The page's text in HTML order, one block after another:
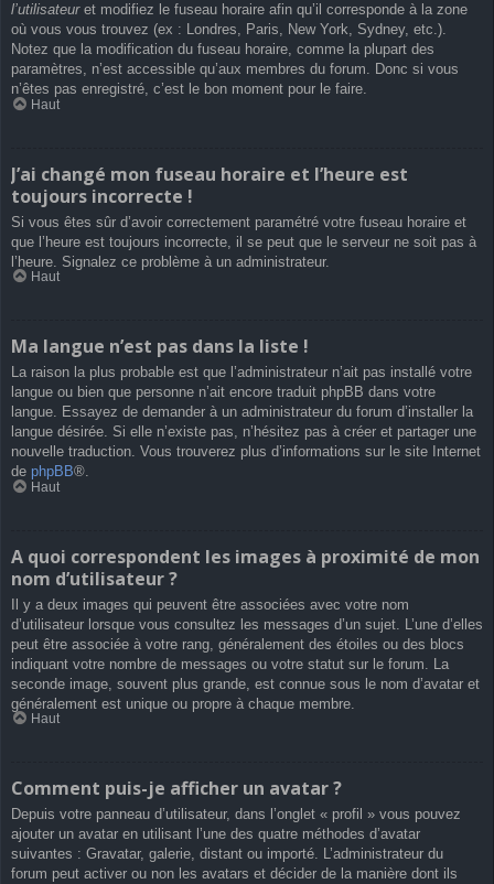
l’utilisateuret modifiez le fuseau horaire afin qu’il corresponde à la zone
où vous vous trouvez (ex : Londres, Paris, New York, Sydney, etc.).
Notez que la modification du fuseau horaire, comme la plupart des
paramètres, n’est accessible qu’aux membres du forum. Donc si vous
n’êtes pas enregistré, c’est le bon moment pour le faire.
Haut
J’ai changé mon fuseau horaire et l’heure est
toujours incorrecte !
Si vous êtes sûr d’avoir correctement paramétré votre fuseau horaire et
que l’heure est toujours incorrecte, il se peut que le serveur ne soit pas à
l’heure. Signalez ce problème à un administrateur.
Haut
Ma langue n’est pas dans la liste !
La raison la plus probable est que l’administrateur n’ait pas installé votre
langue ou bien que personne n’ait encore traduit phpBB dans votre
langue. Essayez de demander à un administrateur du forum d’installer la
langue désirée. Si elle n’existe pas, n’hésitez pas à créer et partager une
nouvelle traduction. Vous trouverez plus d’informations sur le site Internet
de phpBB®.
Haut
A quoi correspondent les images à proximité de mon
nom d’utilisateur ?
Il y a deux images qui peuvent être associées avec votre nom
d’utilisateur lorsque vous consultez les messages d’un sujet. L’une d’elles
peut être associée à votre rang, généralement des étoiles ou des blocs
indiquant votre nombre de messages ou votre statut sur le forum. La
seconde image, souvent plus grande, est connue sous le nom d’avatar et
généralement est unique ou propre à chaque membre.
Haut
Comment puis-je afficher un avatar ?
Depuis votre panneau d’utilisateur, dans l’onglet « profil » vous pouvez
ajouter un avatar en utilisant l’une des quatre méthodes d’avatar
suivantes : Gravatar, galerie, distant ou importé. L’administrateur du
forum peut activer ou non les avatars et décider de la manière dont ils